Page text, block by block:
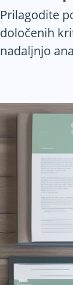
Prilagodite
določenih
nadaljnjo